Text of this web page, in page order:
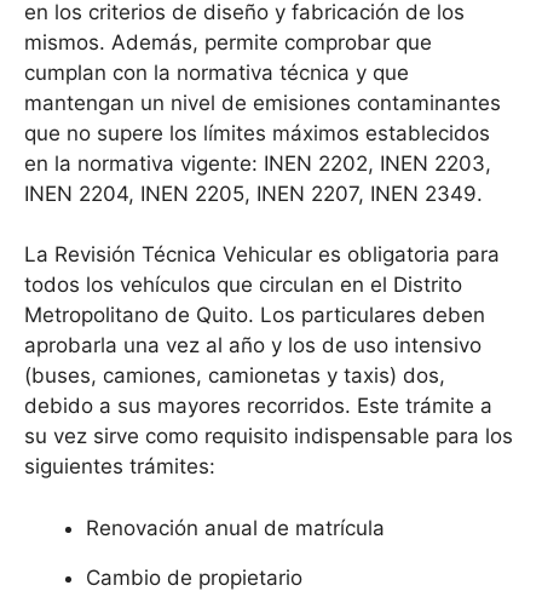
en los criterios de diseño y fabricación de los
mismos. Además, permite comprobar que
cumplan con la normativa técnica y que
mantengan un nivel de emisiones contaminantes
que no supere los límites máximos establecidos
en la normativa vigente: INEN 2202, INEN 2203,
INEN 2204, INEN 2205, INEN 2207, INEN 2349.
La Revisión Técnica Vehicular es obligatoria para
todos los vehículos que circulan en el Distrito
Metropolitano de Quito. Los particulares deben
aprobarla una vez al año y los de uso intensivo
(buses, camiones, camionetas y taxis) dos,
debido a sus mayores recorridos. Este trámite a
su vez sirve como requisito indispensable para los
siguientes trámites:
Renovación anual de matrícula
Cambio de propietario